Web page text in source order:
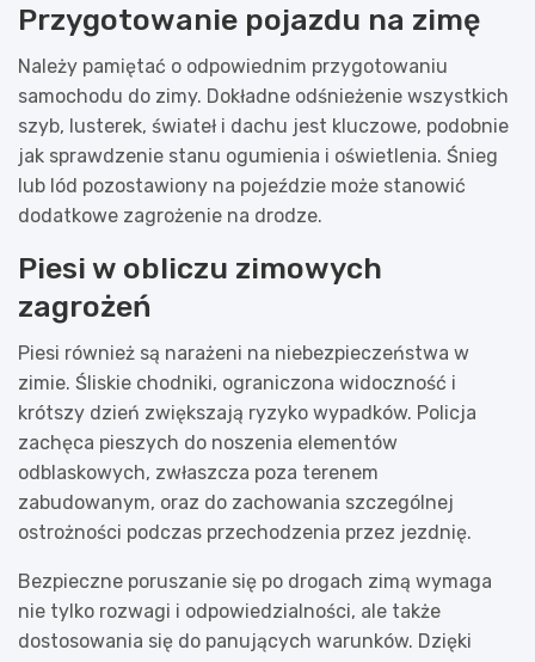
Przygotowanie pojazdu na zimę
Należy pamiętać o odpowiednim przygotowaniu
samochodu do zimy. Dokładne odśnieżenie wszystkich
szyb, lusterek, świateł i dachu jest kluczowe, podobnie
jak sprawdzenie stanu ogumienia i oświetlenia. Śnieg
lub lód pozostawiony na pojeździe może stanowić
dodatkowe zagrożenie na drodze.
Piesi w obliczu zimowych
zagrożeń
Piesi również są narażeni na niebezpieczeństwa w
zimie. Śliskie chodniki, ograniczona widoczność i
krótszy dzień zwiększają ryzyko wypadków. Policja
zachęca pieszych do noszenia elementów
odblaskowych, zwłaszcza poza terenem
zabudowanym, oraz do zachowania szczególnej
ostrożności podczas przechodzenia przez jezdnię.
Bezpieczne poruszanie się po drogach zimą wymaga
nie tylko rozwagi i odpowiedzialności, ale także
dostosowania się do panujących warunków. Dzięki